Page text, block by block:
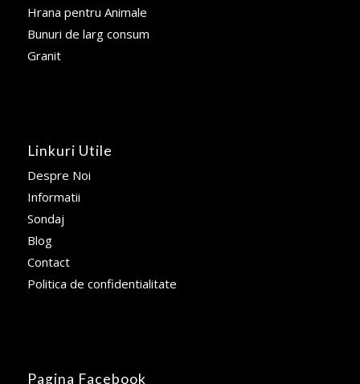
Hrana pentru Animale
Bunuri de larg consum
Granit
Linkuri Utile
Despre Noi
Informatii
Sondaj
Blog
Contact
Politica de confidentialitate
Pagina Facebook